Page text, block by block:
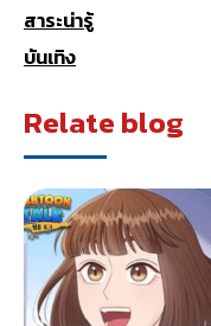
สาระน่ารู้
บันเทิง
Relate blog